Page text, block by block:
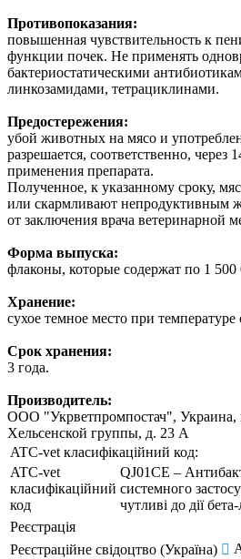
Противопоказания:
повышенная чувствительность к
функции почек. Не применять
бактериостатическими
линкозамидами, тетрациклинами.
Предостережения:
убой животных на мясо и
разрешается, соответственно, через
применения препарата.
Полученное, к указанному сроку,
или скармливают непродуктивным
от заключения врача ветеринарной
Форма выпуска:
флаконы, которые содержат по 1
Хранение:
сухое темное место при
Срок хранения:
3 года.
Производитель:
ООО "Укрветпромпостач", Украина,
Хельсенской группы, д. 23 А
ATC-vet класифікаційний код:
ATC-vet
класифікаційний
код
QJ01CE –
системного
чутливі до дії
Реєстрація
Реєстраційне свідоцтво (Україна)